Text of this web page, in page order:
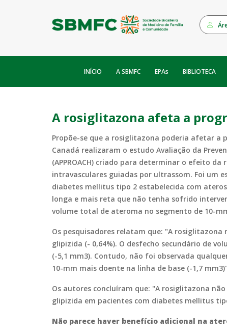
INÍCIO A SBMFC EPAs BIBLIOTECA
A rosiglitazona afeta a
Propõe-se que a rosiglitazona poderia afetar a
Canadá realizaram o estudo Avaliação da
(APPROACH) criado para determinar o efeito
intravasculares guiadas por ultrassom. Foi um
diabetes mellitus tipo 2 estabelecida com
longa e mais reta que não tenha sofrido
volume total de ateroma no segmento de 10-
Os pesquisadores relatam que: "A
glipizida (- 0,64%). O desfecho secundário de
(-5,1 mm3). Contudo, não foi observada
10-mm mais doente na linha de base (-1,7
Os autores concluíram que: "A rosiglitazona
glipizida em pacientes com diabetes mellitus
Não parece haver benefício adicional na